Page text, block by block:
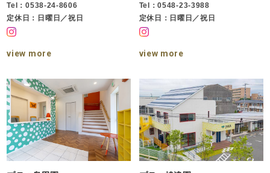
Tel：0538-24-8606
定休日：日曜日／祝日
view more
Tel：0548-23-3988
定休日：日曜日／祝日
view more